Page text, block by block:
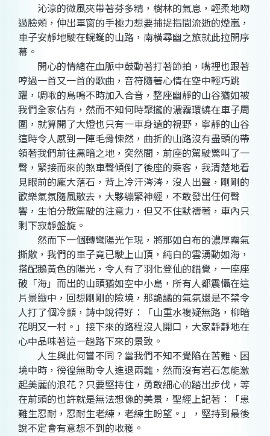
沁涼的微風夾帶著芬多精，樹林的氣息，輕柔地吻
過臉頰，伸出車窗的手極力想要捕捉指間流逝的煙嵐，
車子安靜地駛在蜿蜒的山路，南橫尋幽之旅就此拉開序
幕。
開心的情緒在血脈中鼓動著打著節拍，嘴裡也跟著
哼過一首又一首的歌曲，音符隨著心情在空中輕巧跳
躍，啁啾的鳥鳴不時加入合音，整座幽靜的山谷猶如被
我們全家佔有，然而不知何時聚攏的濃霧環繞在車子周
圍，就算開了大燈也只有一車身遠的視野，寧靜的山谷
這時令人感到一陣毛骨悚然，曲折的山路沒有盡頭的帶
領著我們前往黑暗之地，突然間，前座的駕駛驚叫了一
聲，緊接而來的煞車聲傾倒了後座的乘客，我清楚地看
見眼前的龐大落石，背上冷汗涔涔，沒人出聲，剛剛的
歡樂氣氛隨風散去，大夥繃緊神經，不敢發出任何聲
響，生怕分散駕駛的注意力，但又不住默禱著，車內只
剩下寂靜盤旋。
然而下一個轉彎陽光乍現，將那如白布的濃厚霧氣
撕散，我們的車子竟已駛上山頂，純白的雲湧動如海，
搭配鵝黃色的陽光，令人有了羽化登仙的錯覺，一座座
破「海」而出的山頭猶如空中小島，所有人都震懾在這
片景緻中，回想剛剛的險境，那詭譎的氣氛還是不禁令
人打了個冷顫，詩中說得好：「山重水複疑無路，柳暗
花明又一村。」接下來的路程沒人開口，大家靜靜地在
心中品味著這一趟路下來的景致。
人生與此何嘗不同？當我們不知不覺陷在苦難、困
境中時，徬徨無助令人進退兩難，然而沒有岩石怎能激
起美麗的浪花？只要堅持住，勇敢細心的踏出步伐，等
在前頭的也許就是無法想像的美景，聖經上記著：「患
難生忍耐，忍耐生老練，老練生盼望。」，堅持到最後
說不定會有意想不到的收穫。